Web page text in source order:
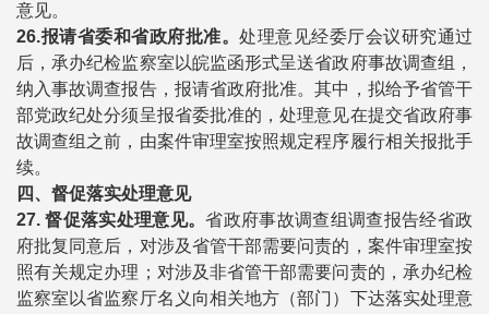
意见。
26.报请省委和省政府批准。 处理意见经委厅会议研究通过
后，承办纪检监察室以皖监函形式呈送省政府事故调查组，
纳入事故调查报告，报请省政府批准。其中，拟给予省管干
部党政纪处分须呈报省委批准的，处理意见在提交省政府事
故调查组之前，由案件审理室按照规定程序履行相关报批手
续。
四、督促落实处理意见
27.督促落实处理意见。省政府事故调查组调查报告经省政
府批复同意后，对涉及省管干部需要问责的，案件审理室按
照有关规定办理；对涉及非省管干部需要问责的，承办纪检
监察室以省监察厅名义向相关地方（部门）下达落实处理意